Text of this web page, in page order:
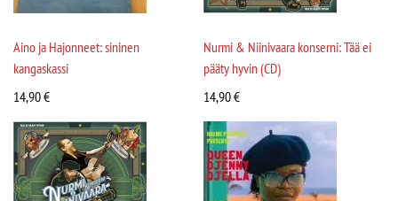
Aino ja Hajonneet: sininen
kangaskassi
14,90€
Nurmi & Niinivaara konserni: Tää ei
pääty hyvin (CD)
14,90€